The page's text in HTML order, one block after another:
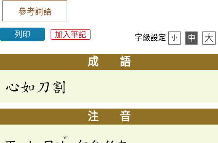
參考詞語
列印 加入筆記 字級設定 小 中 大
成 語
心如刀割
注 音
ˊ